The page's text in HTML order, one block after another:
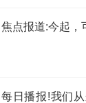
焦点报道:今起，
每日播报!我们